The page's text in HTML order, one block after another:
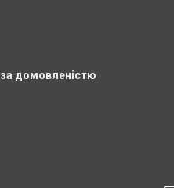
за домовленістю